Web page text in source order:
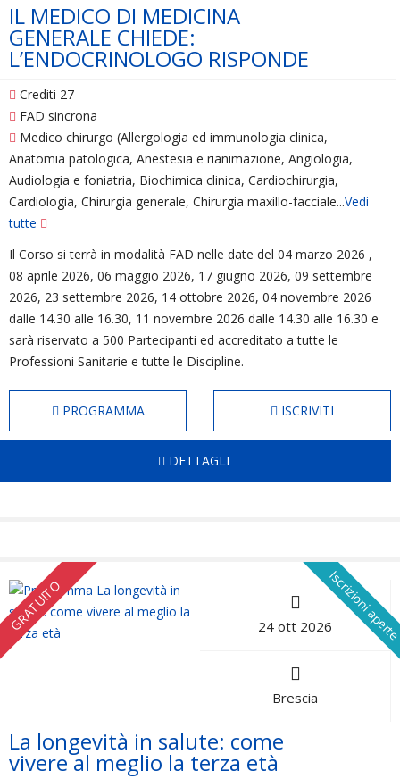
IL MEDICO DI MEDICINA
GENERALE CHIEDE:
L’ENDOCRINOLOGO RISPONDE
Crediti 27
FAD sincrona
Medico chirurgo (Allergologia ed immunologia clinica,
Anatomia patologica, Anestesia e rianimazione, Angiologia,
Audiologia e foniatria, Biochimica clinica, Cardiochirurgia,
Cardiologia, Chirurgia generale, Chirurgia maxillo-facciale...Vedi
tutte
Il Corso si terrà in modalità FAD nelle date del 04 marzo 2026 ,
08 aprile 2026, 06 maggio 2026, 17 giugno 2026, 09 settembre
2026, 23 settembre 2026, 14 ottobre 2026, 04 novembre 2026
dalle 14.30 alle 16.30, 11 novembre 2026 dalle 14.30 alle 16.30 e
sarà riservato a 500 Partecipanti ed accreditato a tutte le
Professioni Sanitarie e tutte le Discipline.
PROGRAMMA ISCRIVITI
DETTAGLI
Iscrizioni
GRATUITO 24 ott 2026
Brescia
La longevità in salute: come
vivere al meglio la terza età